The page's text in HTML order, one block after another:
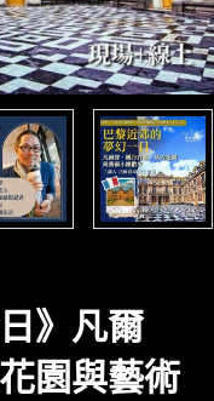
》凡爾
園與藝術